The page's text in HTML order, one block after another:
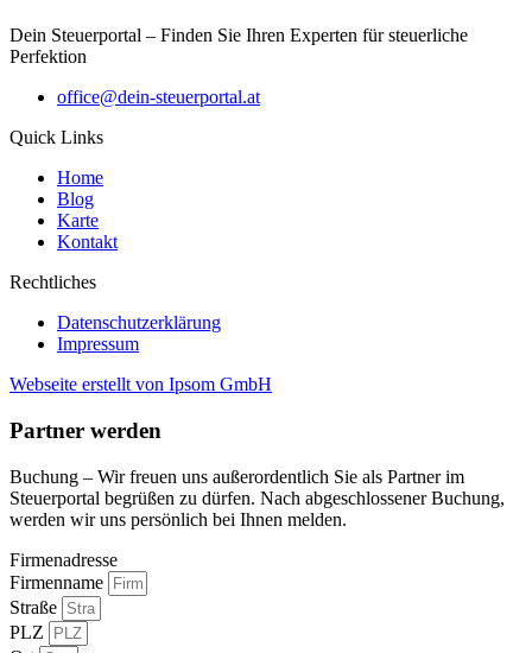
Dein Steuerportal – Finden Sie Ihren Experten für steuerliche
Perfektion
office@dein-steuerportal.at
Quick Links
Home
Blog
Karte
Kontakt
Rechtliches
Datenschutzerklärung
Impressum
Webseite erstellt von Ipsom GmbH
Partner werden
Buchung – Wir freuen uns außerordentlich Sie als Partner im
Steuerportal begrüßen zu dürfen. Nach abgeschlossener Buchung,
werden wir uns persönlich bei Ihnen melden.
Firmenadresse
Firmenname
Straße
PLZ